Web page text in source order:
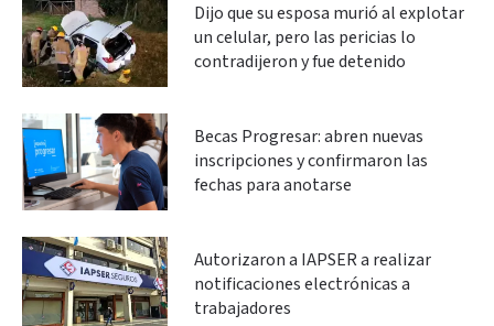
Dijo que su esposa murió al explotar
un celular, pero las pericias lo
contradijeron y fue detenido
Becas Progresar: abren nuevas
inscripciones y confirmaron las
fechas para anotarse
Autorizaron a IAPSER a realizar
notificaciones electrónicas a
trabajadores